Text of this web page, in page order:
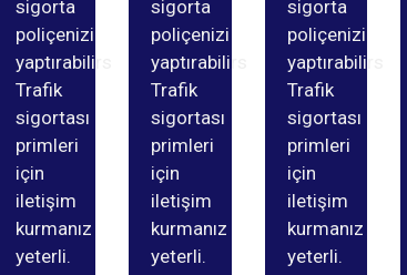
sigorta
poliçenizi
yaptırabilirsiniz.
Trafik
sigortası
primleri
için
iletişim
kurmanız
yeterli.
sigorta
poliçenizi
yaptırabilirsiniz.
Trafik
sigortası
primleri
için
iletişim
kurmanız
yeterli.
sigorta
poliçenizi
yaptırabilirsiniz.
Trafik
sigortası
primleri
için
iletişim
kurmanız
yeterli.